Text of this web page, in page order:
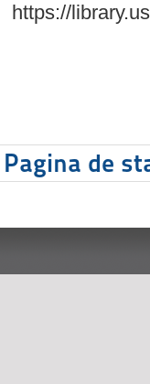
https://
Pagina de